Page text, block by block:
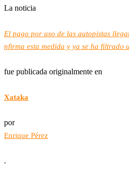
La noticia
El pago por uso de las autopistas
nfirma esta medida y ya se ha filtrado
fue publicada originalmente en
Xataka
por
Enrique Pérez
.